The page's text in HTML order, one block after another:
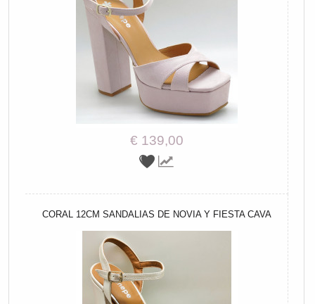
€ 139,00
CORAL 12CM SANDALIAS DE NOVIA Y FIESTA CAVA